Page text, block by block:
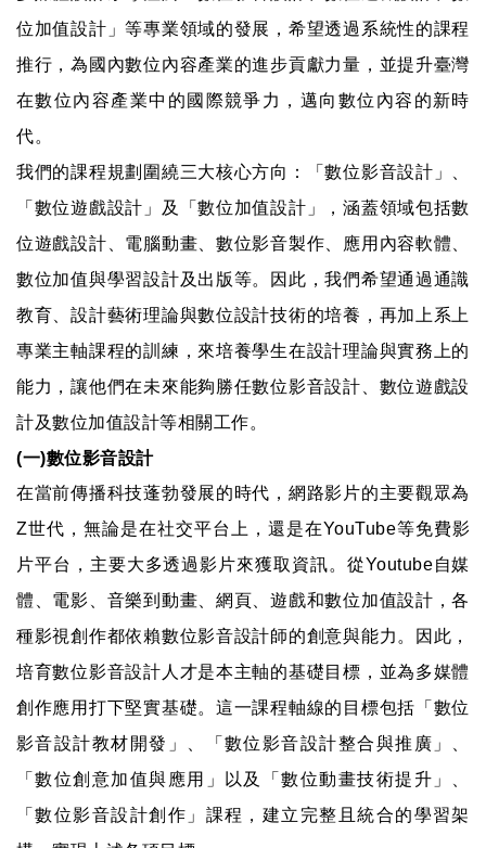
位加值設計」等專業領域的發展，希望透過系統性的課程
推行，為國內數位內容產業的進步貢獻力量，並提升臺灣
在數位內容產業中的國際競爭力，邁向數位內容的新時
代。
我們的課程規劃圍繞三大核心方向：「數位影音設計」、
「數位遊戲設計」及「數位加值設計」，涵蓋領域包括數
位遊戲設計、電腦動畫、數位影音製作、應用內容軟體、
數位加值與學習設計及出版等。因此，我們希望通過通識
教育、設計藝術理論與數位設計技術的培養，再加上系上
專業主軸課程的訓練，來培養學生在設計理論與實務上的
能力，讓他們在未來能夠勝任數位影音設計、數位遊戲設
計及數位加值設計等相關工作。
(一)數位影音設計
在當前傳播科技蓬勃發展的時代，網路影片的主要觀眾為
Z世代，無論是在社交平台上，還是在YouTube等免費影
片平台，主要大多透過影片來獲取資訊。從Youtube自媒
體、電影、音樂到動畫、網頁、遊戲和數位加值設計，各
種影視創作都依賴數位影音設計師的創意與能力。因此，
培育數位影音設計人才是本主軸的基礎目標，並為多媒體
創作應用打下堅實基礎。這一課程軸線的目標包括「數位
影音設計教材開發」、「數位影音設計整合與推廣」、
「數位創意加值與應用」以及「數位動畫技術提升」、
「數位影音設計創作」課程，建立完整且統合的學習架